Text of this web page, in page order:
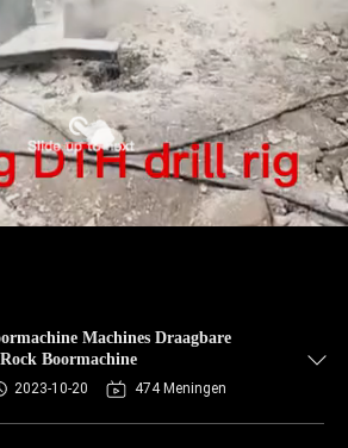
Machines Draagbare
Boormachine
2023-10-20 474 Meningen